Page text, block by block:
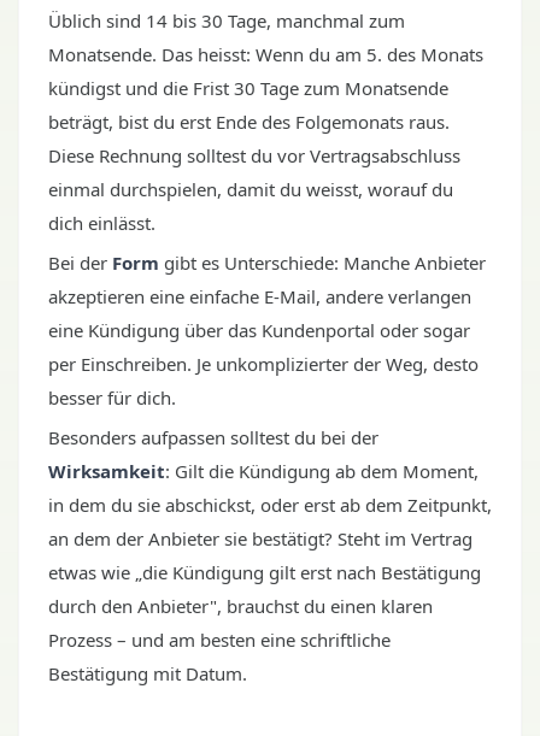
Üblich sind 14 bis 30 Tage, manchmal zum
Monatsende. Das heisst: Wenn du am 5. des Monats
kündigst und die Frist 30 Tage zum Monatsende
beträgt, bist du erst Ende des Folgemonats raus.
Diese Rechnung solltest du vor Vertragsabschluss
einmal durchspielen, damit du weisst, worauf du
dich einlässt.
Bei der Form gibt es Unterschiede: Manche Anbieter
akzeptieren eine einfache E-Mail, andere verlangen
eine Kündigung über das Kundenportal oder sogar
per Einschreiben. Je unkomplizierter der Weg, desto
besser für dich.
Besonders aufpassen solltest du bei der
Wirksamkeit: Gilt die Kündigung ab dem Moment,
in dem du sie abschickst, oder erst ab dem Zeitpunkt,
an dem der Anbieter sie bestätigt? Steht im Vertrag
etwas wie „die Kündigung gilt erst nach Bestätigung
durch den Anbieter", brauchst du einen klaren
Prozess – und am besten eine schriftliche
Bestätigung mit Datum.